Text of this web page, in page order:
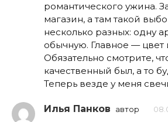
романтического ужина.
магазин, а там такой
несколько разных: одну
обычную. Главное — цвет
Обязательно смотрите,
качественный был, а то
Теперь везде у меня
Илья Панков автор